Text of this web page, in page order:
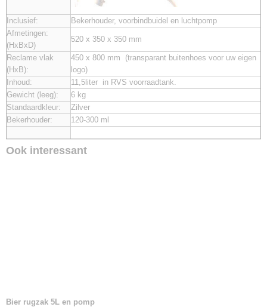
Inclusief:
Bekerhouder, voorbindbuidel en luchtpomp
Afmetingen:
(HxBxD)
520 x 350 x 350 mm
Reclame vlak
(HxB):
450 x 800 mm (transparant buitenhoes voor uw eigen
logo)
Inhoud:
11,5liter in RVS voorraadtank.
Gewicht (leeg):
6 kg
Standaardkleur:
Zilver
Bekerhouder:
120-300 ml
Ook interessant
Bier rugzak 5L en pomp